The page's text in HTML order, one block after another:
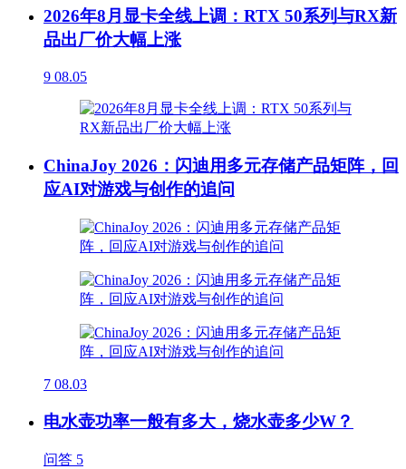
2026年8月显卡全线上调：RTX 50系列与RX新
品出厂价大幅上涨
9 08.05
ChinaJoy 2026：闪迪用多元存储产品矩阵，回
应AI对游戏与创作的追问
7 08.03
电水壶功率一般有多大，烧水壶多少W？
问答 5